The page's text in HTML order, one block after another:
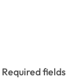
Required fields